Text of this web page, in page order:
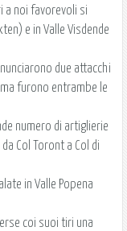
a noi favorevoli si
e in Valle Visdende
due attacchi
furono entrambe le
numero di artiglierie
Col Toront a Col di
in Valle Popena
coi suoi tiri una